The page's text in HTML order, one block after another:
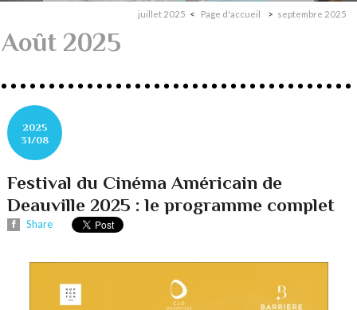
juillet 2025 Page d'accueil septembre 2025
Août 2025
2025
31/08
Festival du Cinéma Américain de
Deauville 2025 : le programme complet
Share